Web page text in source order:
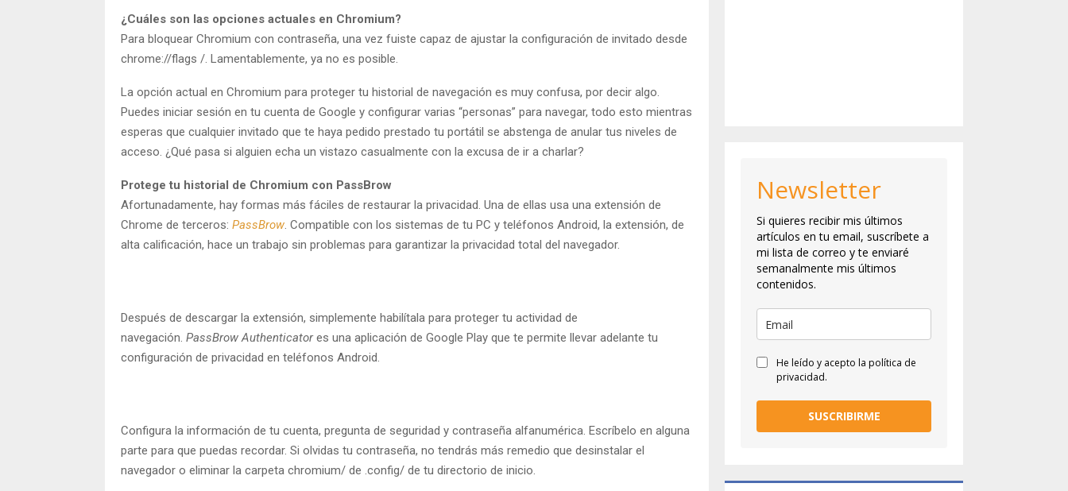
¿Cuáles son las opciones actuales en Chromium?
Para bloquear Chromium con contraseña, una vez fuiste capaz de ajustar la configuración de invitado desde
chrome://flags /. Lamentablemente, ya no es posible.
La opción actual en Chromium para proteger tu historial de navegación es muy confusa, por decir algo.
Puedes iniciar sesión en tu cuenta de Google y configurar varias “personas” para navegar, todo esto mientras
esperas que cualquier invitado que te haya pedido prestado tu portátil se abstenga de anular tus niveles de
acceso. ¿Qué pasa si alguien echa un vistazo casualmente con la excusa de ir a charlar?
Protege tu historial de Chromium con PassBrow
Afortunadamente, hay formas más fáciles de restaurar la privacidad. Una de ellas usa una extensión de
Chrome de terceros: PassBrow. Compatible con los sistemas de tu PC y teléfonos Android, la extensión, de
alta calificación, hace un trabajo sin problemas para garantizar la privacidad total del navegador.
Después de descargar la extensión, simplemente habilítala para proteger tu actividad de
navegación. PassBrow Authenticatores una aplicación de Google Play que te permite llevar adelante tu
configuración de privacidad en teléfonos Android.
Configura la información de tu cuenta, pregunta de seguridad y contraseña alfanumérica. Escríbelo en alguna
parte para que puedas recordar. Si olvidas tu contraseña, no tendrás más remedio que desinstalar el
navegador o eliminar la carpeta chromium/ de .config/ de tu directorio de inicio.
Newsletter
Si quieres recibir mis últimos
artículos en tu email, suscríbete a
mi lista de correo y te enviaré
semanalmente mis últimos
contenidos.
He leído y acepto la política de
privacidad.
SUSCRIBIRME